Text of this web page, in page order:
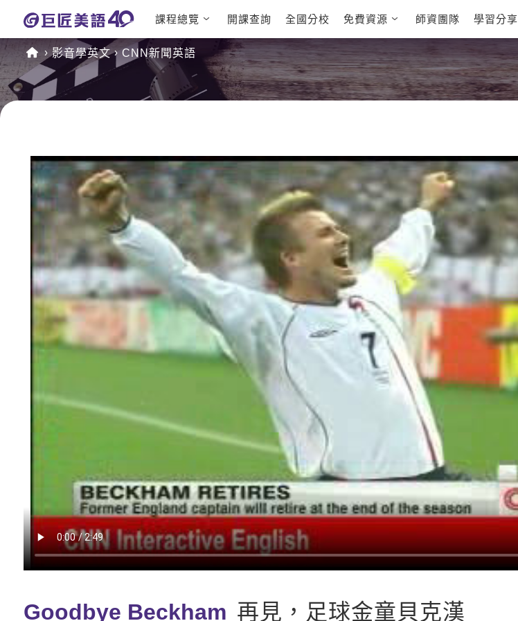
課程總覽
日語課程總
表
英文課程總
表
英文檢定
TOEIC 多益課程
IELTS 雅思課程
TOEFL 托福課程
能力養成
自然發音
開口溜英文
Cengage TED
Talks
新聞英文
開課查詢 全國分校 免費資源
多益秒學堂
師資團隊 學習分享
影音學英文 CNN新聞英語
Goodbye Beckham 再見，足球金童貝克漢